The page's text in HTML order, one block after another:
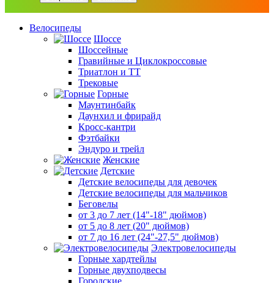
Велосипеды
Шоссе
Шоссейные
Гравийные и Циклокроссовые
Триатлон и ТТ
Трековые
Горные
Маунтинбайк
Даунхил и фрирайд
Кросс-кантри
Фэтбайки
Эндуро и трейл
Женские
Детские
Детские велосипеды для девочек
Детские велосипеды для мальчиков
Беговелы
от 3 до 7 лет (14"-18" дюймов)
от 5 до 8 лет (20" дюймов)
от 7 до 16 лет (24"-27,5" дюймов)
Электровелосипеды
Горные хардтейлы
Горные двухподвесы